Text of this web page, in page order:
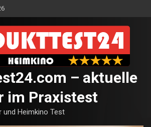
– aktuelle
im Praxistest
und Heimkino Test